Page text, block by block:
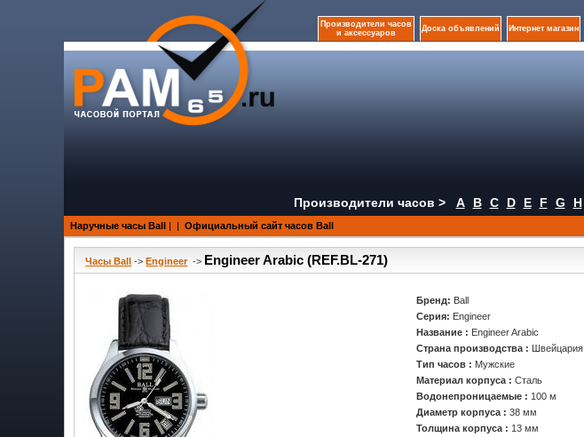
Производители часов
и аксессуаров
Доска объявлений Интернет магазин
Производители часов > A B C D E F G H
Наручные часы Ball | | Официальный сайт часов Ball
Часы Ball -> Engineer-> Engineer Arabic (REF.BL-271)
Бренд: Ball
Серия: Engineer
Название : Engineer Arabic
Страна производства :
Швейцария
Тип часов : Мужские
Материал корпуса :Сталь
Водонепроницаемые : 100 м
Диаметр корпуса :38 мм
Толщина корпуса : 13 мм